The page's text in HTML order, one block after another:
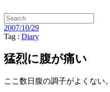
2007/10/29
Tag : Diary
猛烈に腹が痛い
ここ数日腹の調子がよくない。